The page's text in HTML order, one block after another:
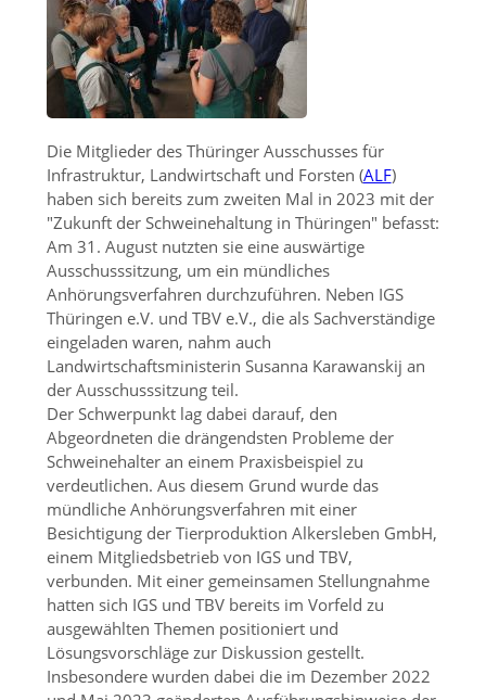
Die Mitglieder des Thüringer Ausschusses für
Infrastruktur, Landwirtschaft und Forsten (ALF)
haben sich bereits zum zweiten Mal in 2023 mit der
Zukunft der Schweinehaltung in Thüringen befasst:
Am 31. August nutzten sie eine auswärtige
Ausschusssitzung, um ein mündliches
Anhörungsverfahren durchzuführen. Neben IGS
Thüringen e.V. und TBV e.V., die als Sachverständige
eingeladen waren, nahm auch
Landwirtschaftsministerin Susanna Karawanskij an
der Ausschusssitzung teil.
Der Schwerpunkt lag dabei darauf, den
Abgeordneten die drängendsten Probleme der
Schweinehalter an einem Praxisbeispiel zu
verdeutlichen. Aus diesem Grund wurde das
mündliche Anhörungsverfahren mit einer
Besichtigung der Tierproduktion Alkersleben GmbH,
einem Mitgliedsbetrieb von IGS und TBV,
verbunden. Mit einer gemeinsamen Stellungnahme
hatten sich IGS und TBV bereits im Vorfeld zu
ausgewählten Themen positioniert und
Lösungsvorschläge zur Diskussion gestellt.
Insbesondere wurden dabei die im Dezember 2022